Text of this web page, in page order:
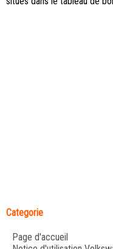
Categorie
Page d'accueil